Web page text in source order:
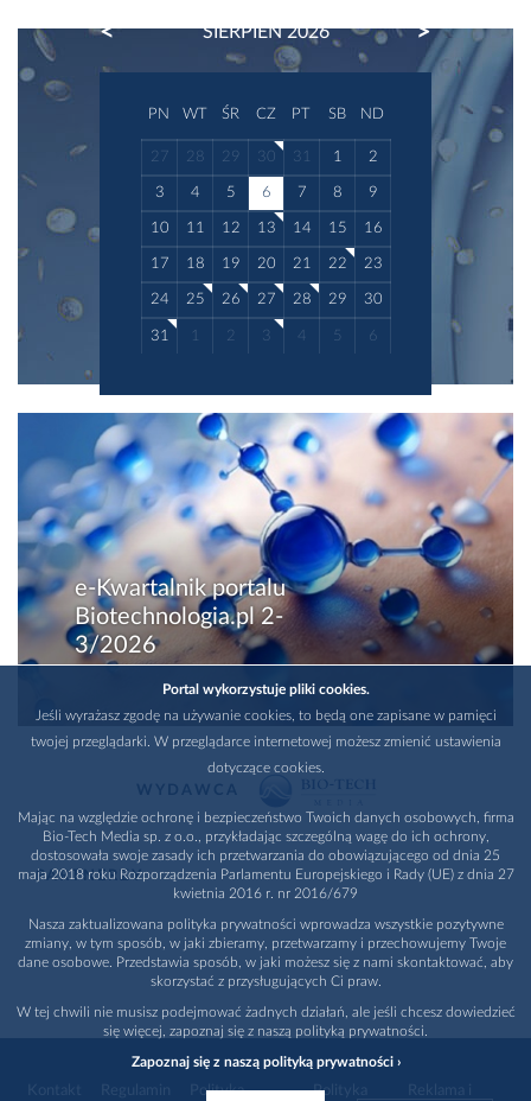
SIERPIEŃ 2026
PREVIOUS NEXT
PN WT ŚR CZ PT SB ND
27 28 29 30 31 1 2
3 4 5 6 7 8 9
10 11 12 13 14 15 16
17 18 19 20 21 22 23
24 25 26 27 28 29 30
31 1 2 3 4 5 6
e-Kwartalnik portalu
Biotechnologia.pl 2-
3/2026
PARTNERZY
Polityka Polityka
Portal wykorzystuje pliki cookies.
Jeśli wyrażasz zgodę na używanie cookies, to będą one zapisane w pamięci
twojej przeglądarki. W przeglądarce internetowej możesz zmienić ustawienia
dotyczące cookies.
Mając na względzie ochronę i bezpieczeństwo Twoich danych osobowych, firma
Bio-Tech Media sp. z o.o., przykładając szczególną wagę do ich ochrony,
dostosowała swoje zasady ich przetwarzania do obowiązującego od dnia 25
maja 2018 roku Rozporządzenia Parlamentu Europejskiego i Rady (UE) z dnia 27
kwietnia 2016 r. nr 2016/679
Nasza zaktualizowana polityka prywatności wprowadza wszystkie pozytywne
zmiany, w tym sposób, w jaki zbieramy, przetwarzamy i przechowujemy Twoje
dane osobowe. Przedstawia sposób, w jaki możesz się z nami skontaktować, aby
skorzystać z przysługujących Ci praw.
W tej chwili nie musisz podejmować żadnych działań, ale jeśli chcesz dowiedzieć
się więcej, zapoznaj się z naszą polityką prywatności.
Zapoznaj się z naszą polityką prywatności ›